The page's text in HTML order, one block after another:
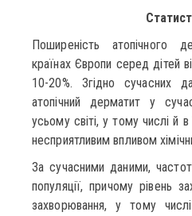
Поширеність атопічного
країнах Європи серед дітей
10-20%. Згідно сучасних
атопічний дерматит у
усьому світі, у тому числі й
несприятливим впливом
За сучасними даними,
популяції, причому рівень
захворювання, у тому